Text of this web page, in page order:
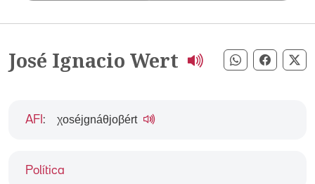
José Ignacio Wert Compartir
Política
AFI : χoséjgnáθjoβért